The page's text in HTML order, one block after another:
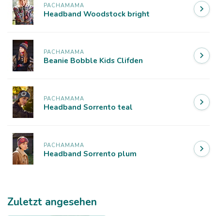
PACHAMAMA
Headband Woodstock bright
PACHAMAMA
Beanie Bobble Kids Clifden
PACHAMAMA
Headband Sorrento teal
PACHAMAMA
Headband Sorrento plum
Zuletzt angesehen